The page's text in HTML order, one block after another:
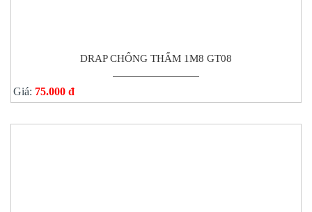
DRAP CHỐNG THẤM 1M8 GT08
Giá: 75.000 đ